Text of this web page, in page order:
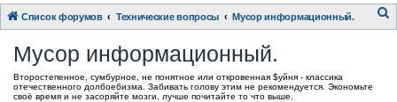
Список форумов Технические вопросы Мусор информационный.
Мусор информационный.
Второстепенное, сумбурное, не понятное или откровенная $уйня - классика
отечественного долбоебизма. Забивать голову этим не рекомендуется. Экономьте
своё время и не засоряйте мозги, лучше почитайте то что выше.